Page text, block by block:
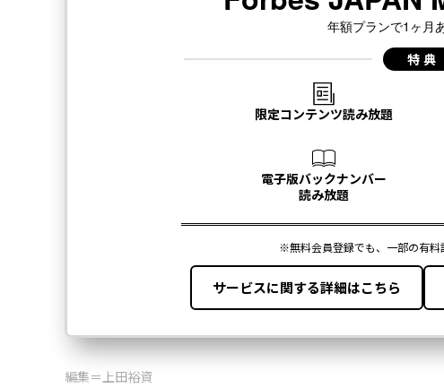
編集＝上田裕資